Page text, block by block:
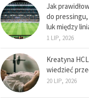
Jak
do
luk między
1 LIP, 2026
Kreatyna
wiedzieć
20 LIP, 2026